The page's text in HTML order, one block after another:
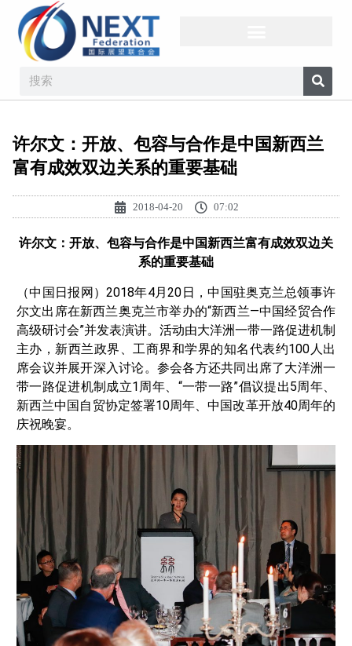
许尔文：开放、包容与合作是中国新西兰
富有成效双边关系的重要基础
2018-04-20 07:02
许尔文：开放、包容与合作是中国新西兰富有成效双边关
系的重要基础
（中国日报网）2018年4月20日，中国驻奥克兰总领事许
尔文出席在新西兰奥克兰市举办的“新西兰—中国经贸合作
高级研讨会”并发表演讲。活动由大洋洲一带一路促进机制
主办，新西兰政界、工商界和学界的知名代表约100人出
席会议并展开深入讨论。参会各方还共同出席了大洋洲一
带一路促进机制成立1周年、“一带一路”倡议提出5周年、
新西兰中国自贸协定签署10周年、中国改革开放40周年的
庆祝晚宴。